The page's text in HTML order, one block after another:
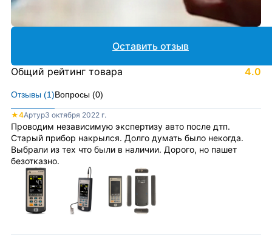
Отзывы (1)Вопросы (0)
★4Артур3 октября 2022 г.
Проводим независимую экспертизу авто после дтп.
Старый прибор накрылся. Долго думать было некогда.
Выбрали из тех что были в наличии. Дорого, но пашет
безотказно.
Оставить отзыв
Общий рейтинг товара 4.0